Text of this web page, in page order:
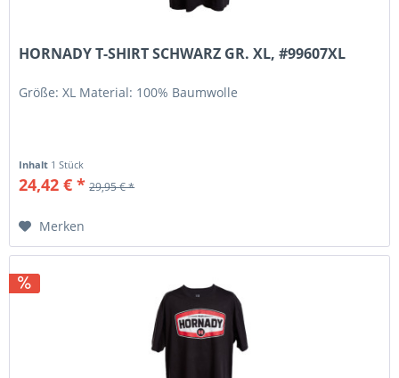
HORNADY T-SHIRT SCHWARZ GR. XL, #99607XL
Größe: XL Material: 100% Baumwolle
Inhalt 1 Stück
24,42 € * 29,95 € *
Merken